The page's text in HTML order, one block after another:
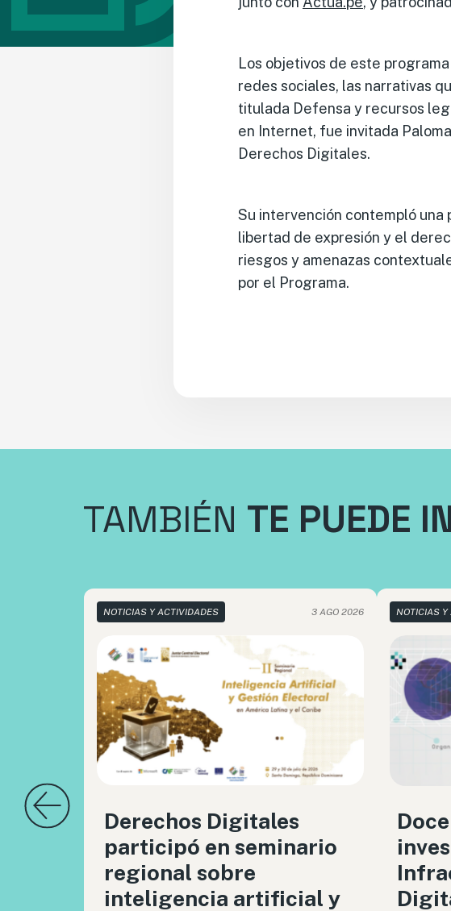
Los objetivos de este
redes sociales, las narrativas
titulada Defensa y recursos
en Internet, fue invitada
Derechos Digitales.
Su intervención contempló
libertad de expresión y el
riesgos y amenazas
por el Programa.
TAMBIÉN TE PUEDE
NOTICIAS Y ACTIVIDADES 3 AGO 2026
Derechos Digitales
participó en seminario
regional sobre
inteligencia artificial y
NOTICIAS Y